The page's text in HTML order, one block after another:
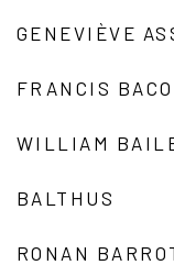
GENEVIÈVE
FRANCIS
WILLIAM
BALTHUS
RONAN